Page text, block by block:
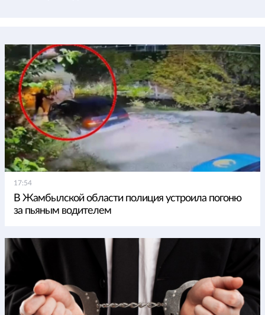
17:54
В Жамбылской области полиция устроила погоню
за пьяным водителем